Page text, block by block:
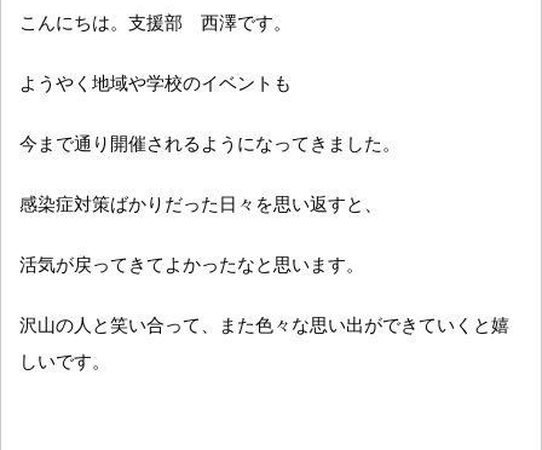
こんにちは。支援部 西澤です。
ようやく地域や学校のイベントも
今まで通り開催されるようになってきました。
感染症対策ばかりだった日々を思い返すと、
活気が戻ってきてよかったなと思います。
沢山の人と笑い合って、また色々な思い出ができていくと嬉
しいです。